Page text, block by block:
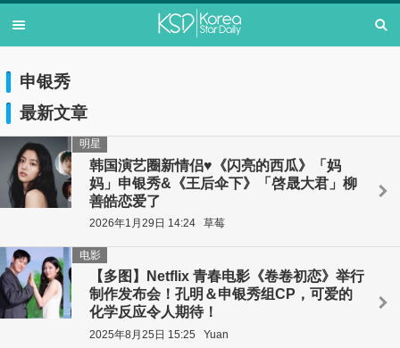
申银秀
最新文章
韩国演艺圈新情侣♥《闪亮的西瓜》「妈
妈」申银秀&《王后伞下》「啓晟大君」柳
善皓恋爱了
明星
2026年1月29日 14:24 草莓
【多图】Netflix 青春电影《卷卷初恋》举行
制作发布会！孔明＆申银秀组CP，可爱的
化学反应令人期待！
电影
2025年8月25日 15:25 Yuan